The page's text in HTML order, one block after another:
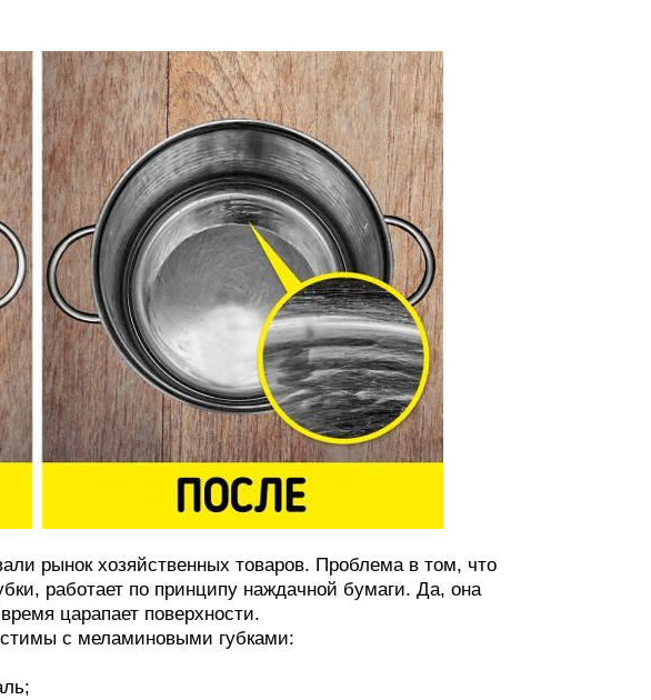
рынок хозяйственных товаров. Проблема в том, что
работает по принципу наждачной бумаги. Да, она
царапает поверхности.
с меламиновыми губками: